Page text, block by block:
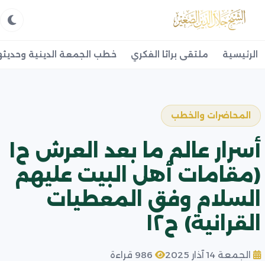
الرئيسية ملتقى براثا الفكري خطب الجمعة الدينية
المحاضرات والخطب
(مقامات أهل البيت عليهم
السلام وفق المعطيات
القرانية) ح١٢
الجمعة 14 آذار 2025